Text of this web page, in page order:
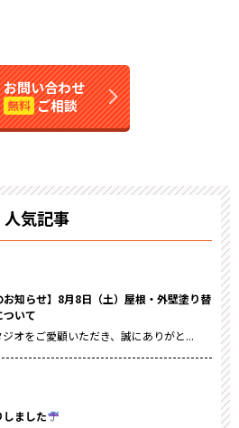
お問い合わせ
無料 ご相談
人気記事
お知らせ】8月8日（土）屋根・外壁塗り替
ついて
オをご愛顧いただき、誠にありがと...
ました